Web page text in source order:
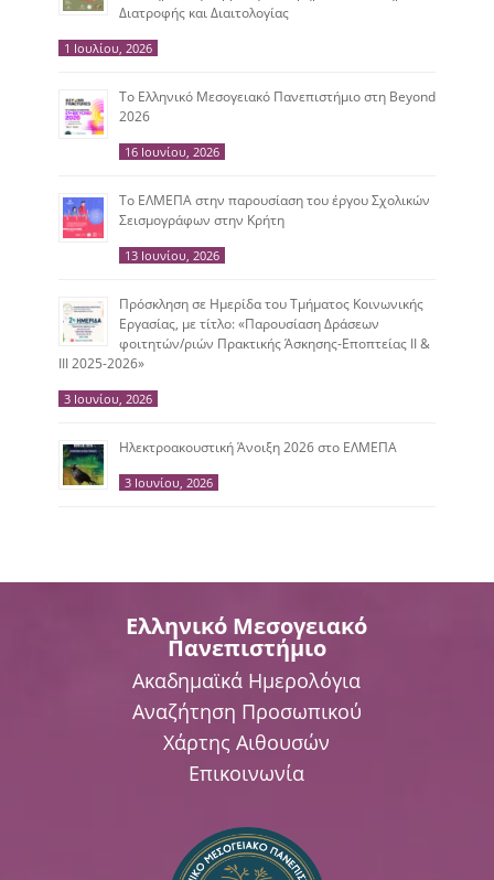
Διατροφής και Διαιτολογίας
1 Ιουλίου, 2026
Το Ελληνικό Μεσογειακό Πανεπιστήμιο στη Beyond
2026
16 Ιουνίου, 2026
Το ΕΛΜΕΠΑ στην παρουσίαση του έργου Σχολικών
Σεισμογράφων στην Κρήτη
13 Ιουνίου, 2026
Πρόσκληση σε Ημερίδα του Τμήματος Κοινωνικής
Εργασίας, με τίτλο: «Παρουσίαση Δράσεων
φοιτητών/ριών Πρακτικής Άσκησης-Εποπτείας ΙΙ &
ΙΙΙ 2025-2026»
3 Ιουνίου, 2026
Ηλεκτροακουστική Άνοιξη 2026 στο ΕΛΜΕΠΑ
3 Ιουνίου, 2026
Ελληνικό Μεσογειακό
Πανεπιστήμιο
Ακαδημαϊκά Ημερολόγια
Αναζήτηση Προσωπικού
Χάρτης Αιθουσών
Επικοινωνία